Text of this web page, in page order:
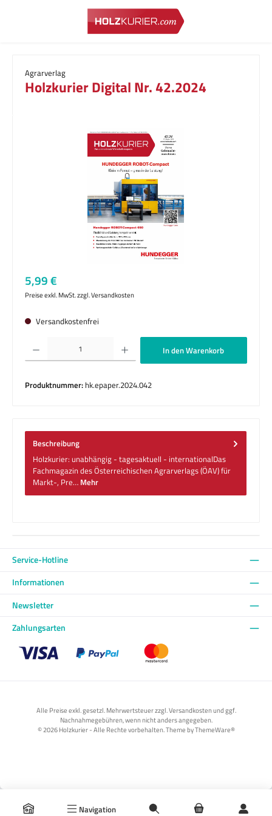
Zum Hauptinhalt springen
Navigation
Agrarverlag
Holzkurier Digital Nr. 42.2024
Bildergalerie überspringen
Regulärer Preis:
5,99 €
Preise exkl. MwSt. zzgl. Versandkosten
Versandkostenfrei
Produkt Anzahl: Gib den gewünschten Wert ein oder benutze die Schaltflächen um
In den Warenkorb
Produktnummer: hk.epaper.2024.042
Beschreibung
Holzkurier: unabhängig - tagesaktuell - internationalDas
Fachmagazin des Österreichischen Agrarverlags (ÖAV) für
Markt-, Pre… Mehr
Service-Hotline
Informationen
Newsletter
Zahlungsarten
Alle Preise exkl. gesetzl. Mehrwertsteuer zzgl. Versandkosten und ggf.
Nachnahmegebühren, wenn nicht anders angegeben.
© 2026 Holzkurier - Alle Rechte vorbehalten. Theme byThemeWare®